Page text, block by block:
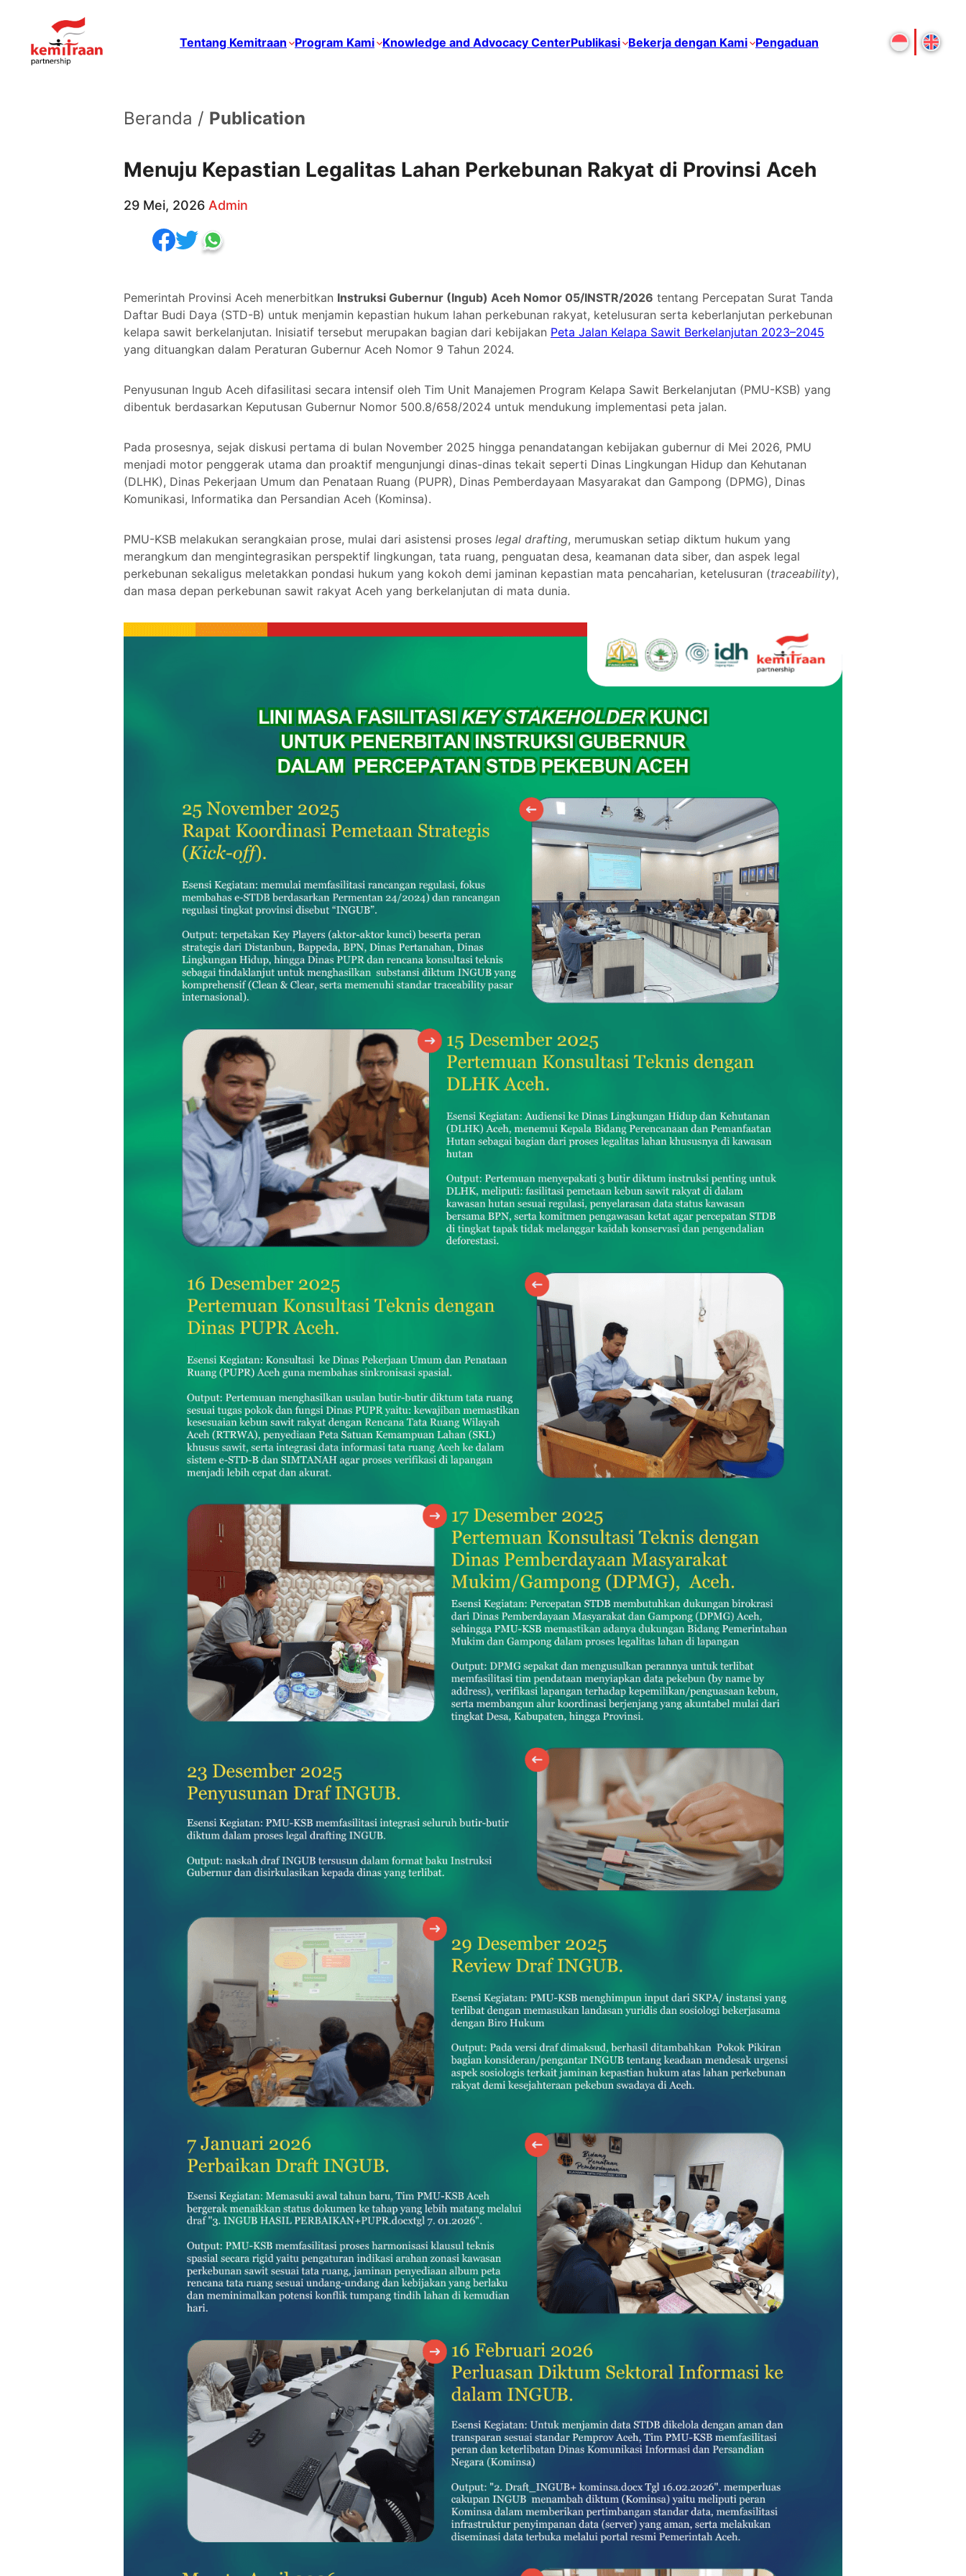
Tentang Kemitraan Program Kami Knowledge and Advocacy CenterPublikasi Bekerja dengan Kami Pengaduan
Beranda / Publication
Menuju Kepastian Legalitas Lahan Perkebunan Rakyat di Provinsi Aceh
29 Mei, 2026 Admin
Pemerintah Provinsi Aceh menerbitkan Instruksi Gubernur (Ingub) Aceh Nomor 05/INSTR/2026 tentang Percepatan Surat Tanda
Daftar Budi Daya (STD-B) untuk menjamin kepastian hukum lahan perkebunan rakyat, ketelusuran serta keberlanjutan perkebunan
kelapa sawit berkelanjutan. Inisiatif tersebut merupakan bagian dari kebijakan Peta Jalan Kelapa Sawit Berkelanjutan 2023–2045
yang dituangkan dalam Peraturan Gubernur Aceh Nomor 9 Tahun 2024.
Penyusunan Ingub Aceh difasilitasi secara intensif oleh Tim Unit Manajemen Program Kelapa Sawit Berkelanjutan (PMU-KSB) yang
dibentuk berdasarkan Keputusan Gubernur Nomor 500.8/658/2024 untuk mendukung implementasi peta jalan.
Pada prosesnya, sejak diskusi pertama di bulan November 2025 hingga penandatangan kebijakan gubernur di Mei 2026, PMU
menjadi motor penggerak utama dan proaktif mengunjungi dinas-dinas tekait seperti Dinas Lingkungan Hidup dan Kehutanan
(DLHK), Dinas Pekerjaan Umum dan Penataan Ruang (PUPR), Dinas Pemberdayaan Masyarakat dan Gampong (DPMG), Dinas
Komunikasi, Informatika dan Persandian Aceh (Kominsa).
PMU-KSB melakukan serangkaian prose, mulai dari asistensi proses legal drafting, merumuskan setiap diktum hukum yang
merangkum dan mengintegrasikan perspektif lingkungan, tata ruang, penguatan desa, keamanan data siber, dan aspek legal
perkebunan sekaligus meletakkan pondasi hukum yang kokoh demi jaminan kepastian mata pencaharian, ketelusuran (traceability),
dan masa depan perkebunan sawit rakyat Aceh yang berkelanjutan di mata dunia.